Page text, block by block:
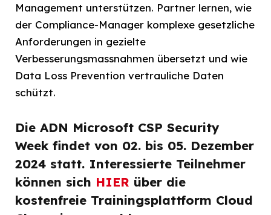
Management unterstützen. Partner lernen, wie
der Compliance-Manager komplexe gesetzliche
Anforderungen in gezielte
Verbesserungsmassnahmen übersetzt und wie
Data Loss Prevention vertrauliche Daten
schützt.
Die ADN Microsoft CSP Security
Week findet von 02. bis 05. Dezember
2024 statt. Interessierte Teilnehmer
können sich HIER über die
kostenfreie Trainingsplattform Cloud